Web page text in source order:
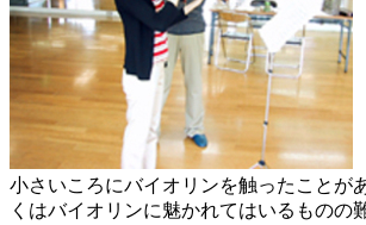
小さいころにバイオリンを触ったことが
くはバイオリンに魅かれてはいるものの